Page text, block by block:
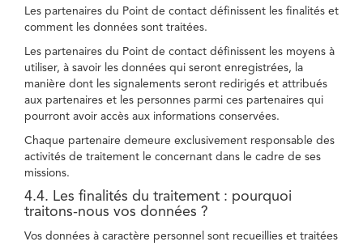
Les partenaires du Point de contact définissent les finalités et
comment les données sont traitées.
Les partenaires du Point de contact définissent les moyens à
utiliser, à savoir les données qui seront enregistrées, la
manière dont les signalements seront redirigés et attribués
aux partenaires et les personnes parmi ces partenaires qui
pourront avoir accès aux informations conservées.
Chaque partenaire demeure exclusivement responsable des
activités de traitement le concernant dans le cadre de ses
missions.
4.4. Les finalités du traitement : pourquoi
traitons-nous vos données ?
Vos données à caractère personnel sont recueillies et traitées